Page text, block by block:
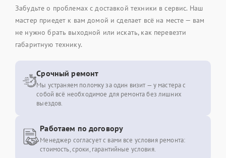
Забудьте о проблемах с доставкой техники в сервис. Наш
мастер приедет к вам домой и сделает всё на месте — вам
не нужно брать выходной или искать, как перевезти
габаритную технику.
Срочный ремонт
Мы устраняем поломку за один визит — у мастера с
собой всё необходимое для ремонта без лишних
выездов.
Работаем по договору
Менеджер согласует с вами все условия ремонта:
стоимость, сроки, гарантийные условия.